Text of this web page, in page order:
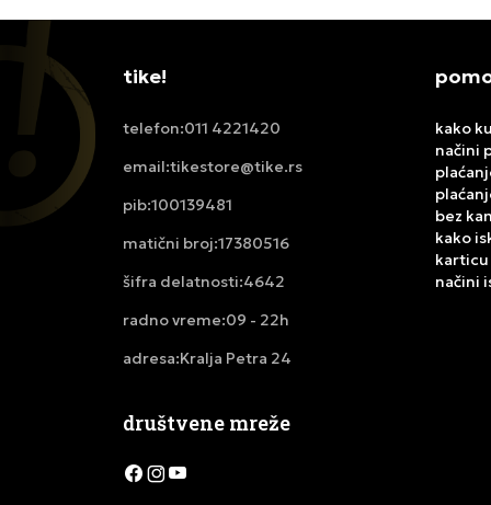
tike!
telefon:011 4221420
email:tikestore@tike.rs
pib:100139481
matični broj:17380516
šifra delatnosti:4642
radno vreme:09 - 22h
adresa:Kralja Petra 24
kako
načini
bez
kako
karticu
načini
društvene mreže